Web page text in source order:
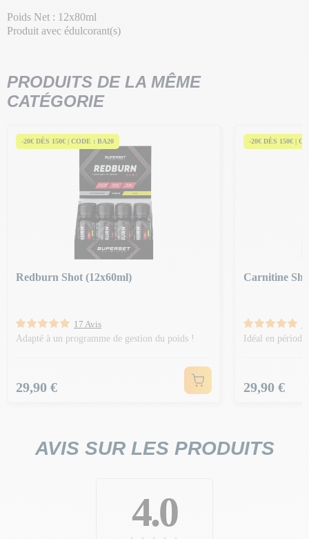
Poids Net : 12x80ml
Produit avec édulcorant(s)
PRODUITS DE LA MÊME
CATÉGORIE
-20€ DÈS 150€ | CODE : BA20
Redburn Shot (12x60ml)
17 Avis
Adapté à un programme de gestion du poids !
Prix
29,90 €
-20€ DÈS 150€ |
Carnitine
Idéal en période
Prix
29,90 €
AVIS SUR LES PRODUITS
4.0